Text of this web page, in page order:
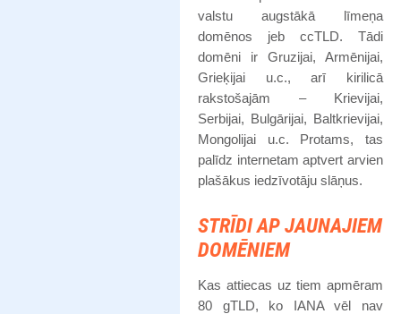
valstu augstākā līmeņa
domēnos jeb ccTLD. Tādi
domēni ir Gruzijai, Armēnijai,
Grieķijai u.c., arī kirilicā
rakstošajām – Krievijai,
Serbijai, Bulgārijai, Baltkrievijai,
Mongolijai u.c. Protams, tas
palīdz internetam aptvert arvien
plašākus iedzīvotāju slāņus.
STRĪDI AP JAUNAJIEM
DOMĒNIEM
Kas attiecas uz tiem apmēram
80 gTLD, ko IANA vēl nav